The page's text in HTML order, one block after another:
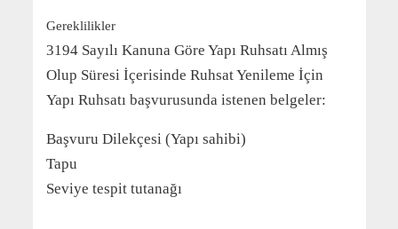
Gereklilikler
3194 Sayılı Kanuna Göre Yapı Ruhsatı Almış
Olup Süresi İçerisinde Ruhsat Yenileme İçin
Yapı Ruhsatı başvurusunda istenen belgeler:
Başvuru Dilekçesi (Yapı sahibi)
Tapu
Seviye tespit tutanağı